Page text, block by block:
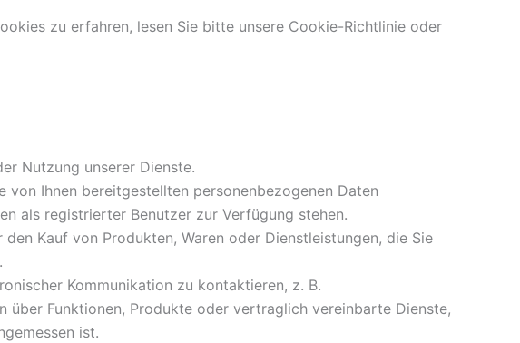
zu erfahren, lesen Sie bitte unsere Cookie-Richtlinie oder
Nutzung unserer Dienste.
Ihnen bereitgestellten personenbezogenen Daten
als registrierter Benutzer zur Verfügung stehen.
Kauf von Produkten, Waren oder Dienstleistungen, die Sie
Kommunikation zu kontaktieren, z. B.
Funktionen, Produkte oder vertraglich vereinbarte Dienste,
ist.